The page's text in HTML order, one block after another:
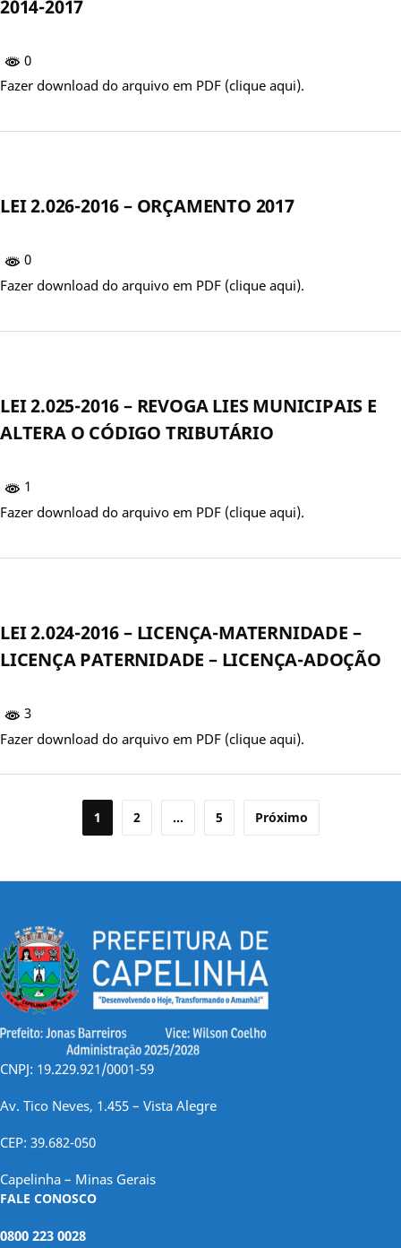
2014-2017
0
Fazer download do arquivo em PDF (clique aqui).
LEI 2.026-2016 – ORÇAMENTO 2017
0
Fazer download do arquivo em PDF (clique aqui).
LEI 2.025-2016 – REVOGA LIES MUNICIPAIS E
ALTERA O CÓDIGO TRIBUTÁRIO
1
Fazer download do arquivo em PDF (clique aqui).
LEI 2.024-2016 – LICENÇA-MATERNIDADE –
LICENÇA PATERNIDADE – LICENÇA-ADOÇÃO
3
Fazer download do arquivo em PDF (clique aqui).
Paginação
posts
1 2 … 5 Próximo
CNPJ: 19.229.921/0001-59
Av. Tico Neves, 1.455 – Vista Alegre
CEP: 39.682-050
Capelinha – Minas Gerais
FALE CONOSCO
0800 223 0028